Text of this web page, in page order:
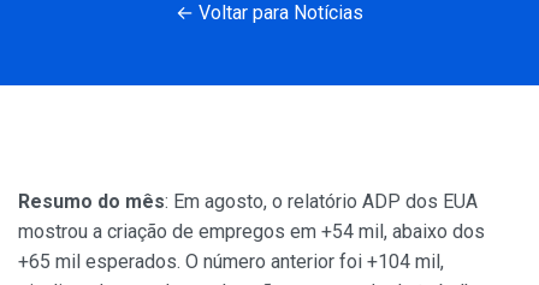
← Voltar para Notícias
Resumo do mês: Em agosto, o relatório ADP dos EUA
mostrou a criação de empregos em +54 mil, abaixo dos
+65 mil esperados. O número anterior foi +104 mil,